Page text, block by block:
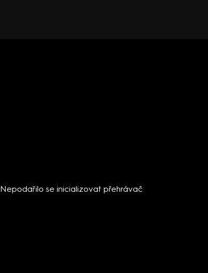
Nepodařilo se inicializovat přehrávač